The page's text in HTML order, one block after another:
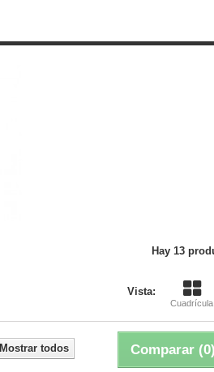
Hay 13
Vista:
Cuadrícula
Comparar (0)
Mostrar todos